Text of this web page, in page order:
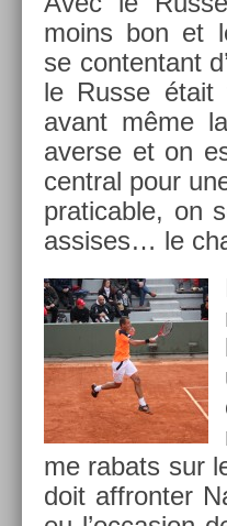
moins bon et
se con­ten­tant
le Russe était
avant même
aver­se et on
centr­al pour
pratic­able, on
as­sises… le
me rabats sur
doit affront­er